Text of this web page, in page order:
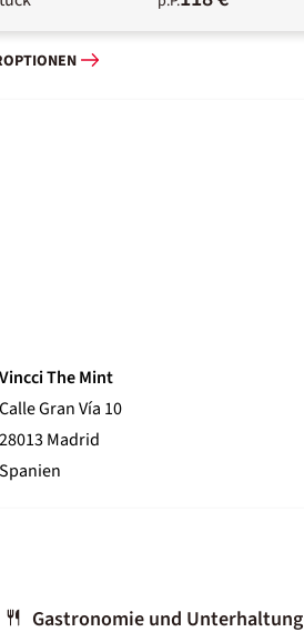
Vincci The Mint
Calle Gran Vía 10
28013 Madrid
Spanien
Gastronomie und Unterhaltung